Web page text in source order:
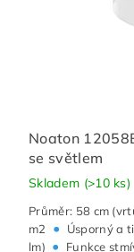
Noaton
se světlem
Skladem (>10 ks)
Průměr: 58 cm
m2
• Úsporný a
lm) • Funkce